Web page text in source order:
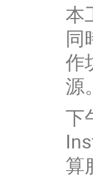
本
同
作
源。
下
算